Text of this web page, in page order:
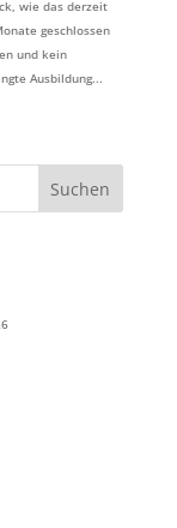
wie das derzeit
geschlossen
und kein
Ausbildung...